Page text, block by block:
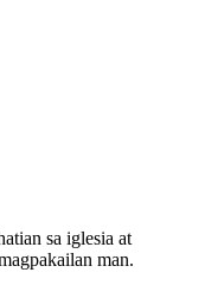
sa iglesia at
man.